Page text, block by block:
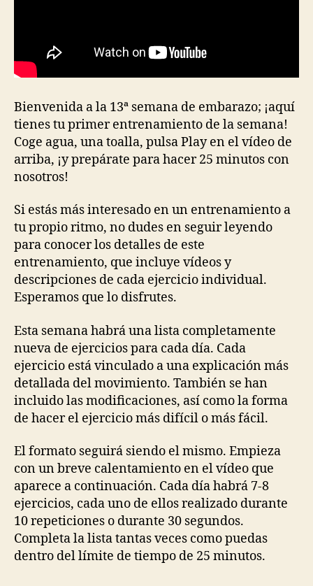
Bienvenida a la 13ª semana de embarazo; ¡aquí
tienes tu primer entrenamiento de la semana!
Coge agua, una toalla, pulsa Play en el vídeo de
arriba, ¡y prepárate para hacer 25 minutos con
nosotros!
Si estás más interesado en un entrenamiento a
tu propio ritmo, no dudes en seguir leyendo
para conocer los detalles de este
entrenamiento, que incluye vídeos y
descripciones de cada ejercicio individual.
Esperamos que lo disfrutes.
Esta semana habrá una lista completamente
nueva de ejercicios para cada día. Cada
ejercicio está vinculado a una explicación más
detallada del movimiento. También se han
incluido las modificaciones, así como la forma
de hacer el ejercicio más difícil o más fácil.
El formato seguirá siendo el mismo. Empieza
con un breve calentamiento en el vídeo que
aparece a continuación. Cada día habrá 7-8
ejercicios, cada uno de ellos realizado durante
10 repeticiones o durante 30 segundos.
Completa la lista tantas veces como puedas
dentro del límite de tiempo de 25 minutos.